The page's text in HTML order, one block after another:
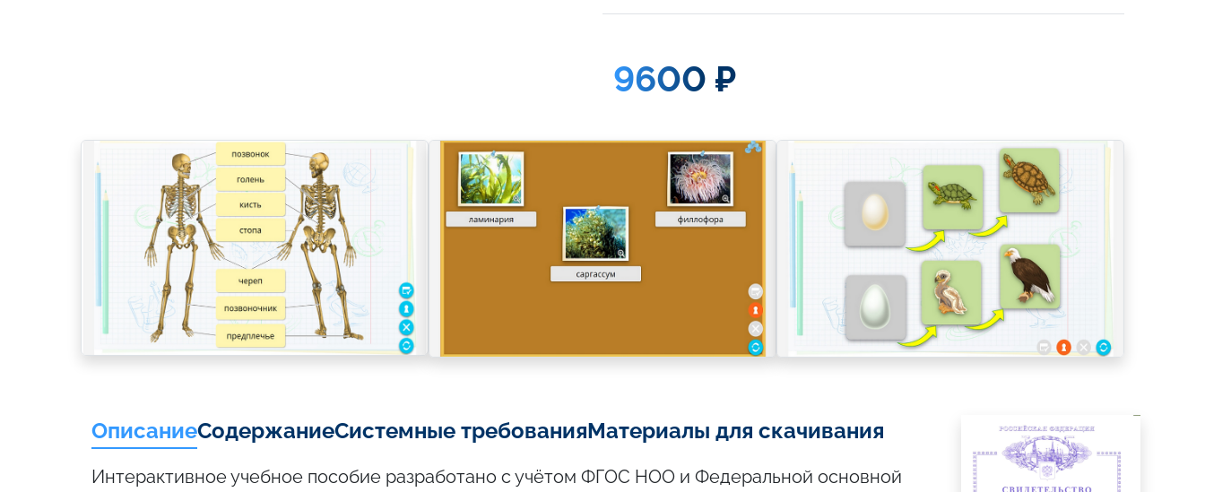
9600 ₽
ОписаниеСодержаниеСистемные требованияМатериалы для скачивания
Интерактивное учебное пособие разработано с учётом ФГОС НОО и Федеральной основной